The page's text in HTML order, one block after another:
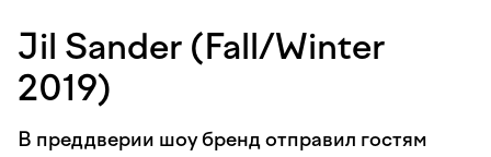
Jil Sander (Fall/Winter
2019)
В преддверии шоу бренд отправил гостям